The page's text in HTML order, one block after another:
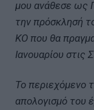
μου ανάθεσε ως
την πρόσκλησή
ΚΟ που θα
Ιανουαρίου στις
Το περιεχόμενο
απολογισμό του